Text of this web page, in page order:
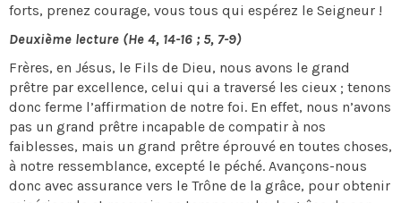
forts, prenez courage, vous tous qui espérez le Seigneur !
Deuxième lecture (He 4, 14-16 ; 5, 7-9)
Frères, en Jésus, le Fils de Dieu, nous avons le grand
prêtre par excellence, celui qui a traversé les cieux ; tenons
donc ferme l’affirmation de notre foi. En effet, nous n’avons
pas un grand prêtre incapable de compatir à nos
faiblesses, mais un grand prêtre éprouvé en toutes choses,
à notre ressemblance, excepté le péché. Avançons-nous
donc avec assurance vers le Trône de la grâce, pour obtenir